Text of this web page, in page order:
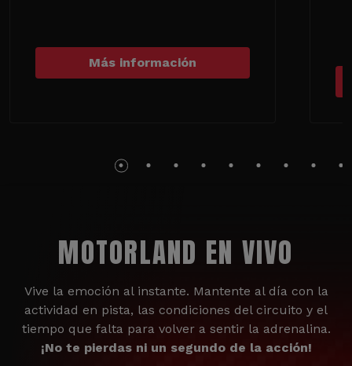
Más información
MOTORLAND EN VIVO
Vive la emoción al instante. Mantente al día con la
actividad en pista, las condiciones del circuito y el
tiempo que falta para volver a sentir la adrenalina.
¡No te pierdas ni un segundo de la acción!